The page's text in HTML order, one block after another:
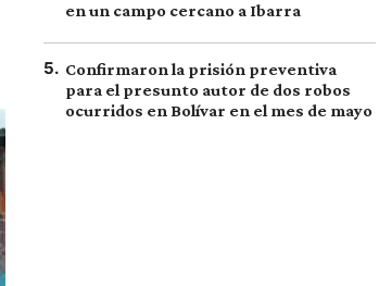
en un campo cercano a Ibarra
5. Confirmaron la prisión preventiva
para el presunto autor de dos robos
ocurridos en Bolívar en el mes de mayo